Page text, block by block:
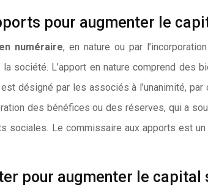
pour augmenter le
numéraire, en nature ou par
société. L’apport en nature comprend
désigné par les associés à l’unanimité,
des bénéfices ou des réserves, qui a
sociales. Le commissaire aux apports est un
pour augmenter le capital